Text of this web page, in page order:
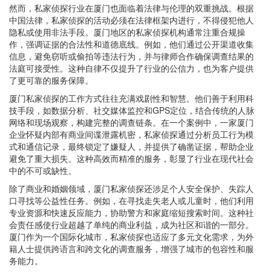
然而，私家侦探行业在厦门也面临着法律与伦理的双重挑战。根据
中国法律，私家侦探的活动必须在法律框架内进行，不得侵犯他人
隐私或使用非法手段。厦门地区的私家侦探机构通常注重合规操
作，强调证据的合法性和道德底线。例如，他们通过公开渠道收集
信息，避免窃听或偷拍等违法行为，并与律师合作确保调查结果的
法庭可接受性。这种自律不仅提升了行业的公信力，也为客户提供
了更可靠的服务保障。
厦门私家侦探的工作方式往往充满戏剧性和智慧。他们善于利用科
技手段，如数据分析、社交媒体监控和GPS定位，结合传统的人脉
网络和现场观察，构建完整的调查链条。在一个案例中，一家厦门
企业怀疑内部有商业间谍泄露机密，私家侦探通过分析员工行为模
式和通信记录，最终锁定了嫌疑人，并提供了确凿证据，帮助企业
避免了重大损失。这种高效而精准的服务，彰显了行业在现代社会
中的不可或缺性。
除了商业和婚姻领域，厦门私家侦探还涉足个人安全保护、失踪人
口寻找等公益性任务。例如，在寻找走失老人或儿童时，他们利用
专业资源和快速反应能力，协助警方和家庭缩短搜索时间。这种社
会责任感使行业超越了单纯的商业利益，成为社区和谐的一部分。
厦门作为一个国际化城市，私家侦探也适应了多元文化需求，为外
籍人士提供跨语言和跨文化的调查服务，增强了城市的包容性和服
务能力。